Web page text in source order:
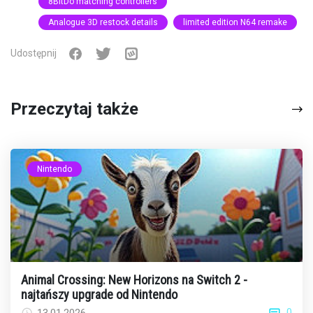
Analogue 3D restock details limited edition N64 remake
Udostępnij
Przeczytaj także
Nintendo
Animal Crossing: New Horizons na Switch 2 -
najtańszy upgrade od Nintendo